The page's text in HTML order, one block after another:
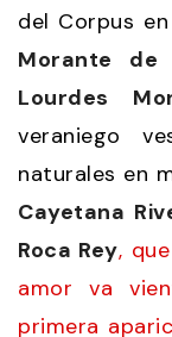
del Corpus
Morante de
Lourdes
veraniego
naturales en
Cayetana
Roca Rey,
amor va
primera